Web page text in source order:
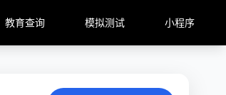
教育查询 模拟测试 小程序